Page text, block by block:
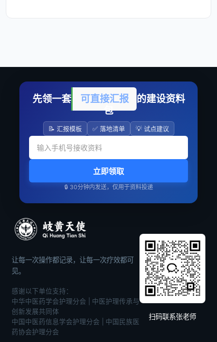
先领一套 可直接汇报
的建设资料
包
📝 汇报模板 ✅ 落地清单 💡 试点建议
立即领取
🔒 30分钟内发送，仅用于资料投递
让每一次操作都记录，让每一次疗效都可
见。
感谢以下单位支持：
中华中医药学会护理分会 | 中医护理传承与
创新发展共同体
中国中医药信息学会护理分会 | 中国民族医
药协会护理分会
扫码联系张老师